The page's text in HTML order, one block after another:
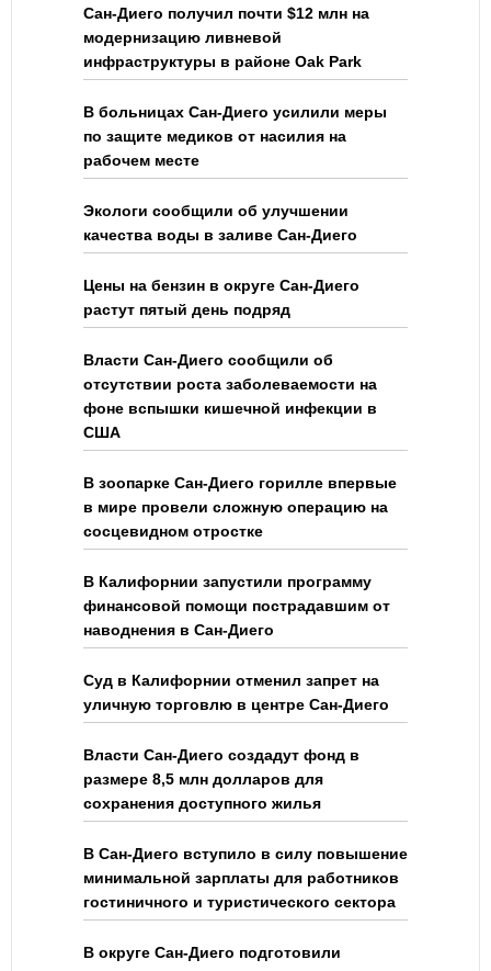
Сан-Диего получил почти $12 млн на
модернизацию ливневой
инфраструктуры в районе Oak Park
В больницах Сан-Диего усилили меры
по защите медиков от насилия на
рабочем месте
Экологи сообщили об улучшении
качества воды в заливе Сан-Диего
Цены на бензин в округе Сан-Диего
растут пятый день подряд
Власти Сан-Диего сообщили об
отсутствии роста заболеваемости на
фоне вспышки кишечной инфекции в
США
В зоопарке Сан-Диего горилле впервые
в мире провели сложную операцию на
сосцевидном отростке
В Калифорнии запустили программу
финансовой помощи пострадавшим от
наводнения в Сан-Диего
Суд в Калифорнии отменил запрет на
уличную торговлю в центре Сан-Диего
Власти Сан-Диего создадут фонд в
размере 8,5 млн долларов для
сохранения доступного жилья
В Сан-Диего вступило в силу повышение
минимальной зарплаты для работников
гостиничного и туристического сектора
В округе Сан-Диего подготовили